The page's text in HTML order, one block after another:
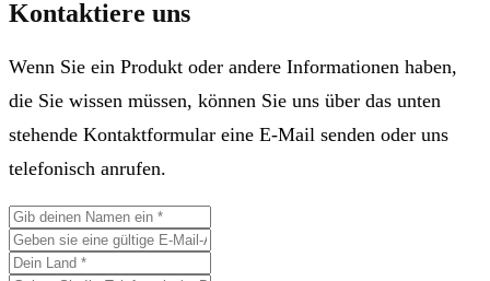
Kontaktiere uns
Wenn Sie ein Produkt oder andere Informationen haben,
die Sie wissen müssen, können Sie uns über das unten
stehende Kontaktformular eine E-Mail senden oder uns
telefonisch anrufen.